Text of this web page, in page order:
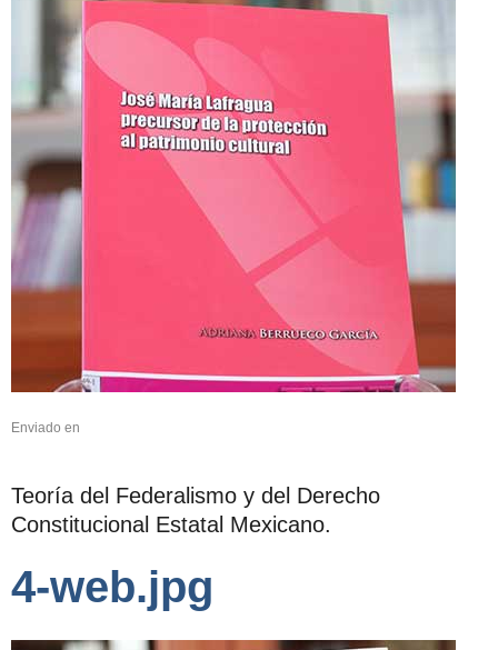
Enviado en
Teoría del Federalismo y del Derecho
Constitucional Estatal Mexicano.
4-web.jpg